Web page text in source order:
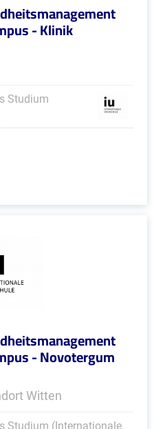
- Klinik
Studium
- Novotergum
Witten
Studium (Internationale